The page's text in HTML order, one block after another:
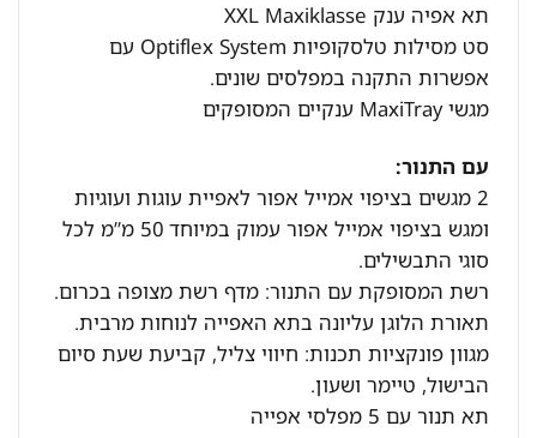
תא אפיה ענק XXL Maxiklasse
סט מסילות טלסקופיות Optiflex System עם
אפשרות התקנה במפלסים שונים.
מגשי MaxiTray ענקיים המסופקים
עם התנור:
2 מגשים בציפוי אמייל אפור לאפיית עוגות ועוגיות
ומגש בציפוי אמייל אפור עמוק במיוחד 50 מ”מ לכל
סוגי התבשילים.
רשת המסופקת עם התנור: מדף רשת מצופה בכרום.
תאורת הלוגן עליונה בתא האפייה לנוחות מרבית.
מגוון פונקציות תכנות: חיווי צליל, קביעת שעת סיום
הבישול, טיימר ושעון.
תא תנור עם 5 מפלסי אפייה